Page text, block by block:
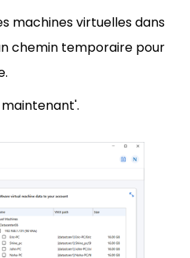
machines virtuelles dans
chemin temporaire pour
maintenant'.